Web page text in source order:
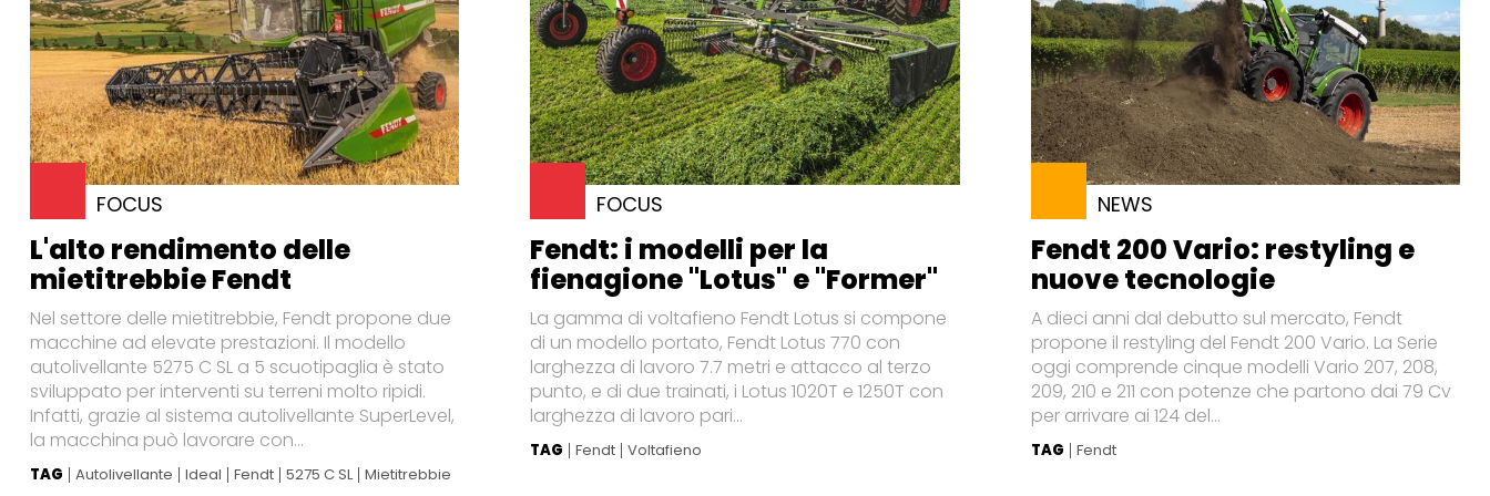
FOCUS
L'alto rendimento delle
mietitrebbie Fendt
Nel settore delle mietitrebbie, Fendt propone due
macchine ad elevate prestazioni. Il modello
autolivellante 5275 C SL a 5 scuotipaglia è stato
sviluppato per interventi su terreni molto ripidi.
Infatti, grazie al sistema autolivellante SuperLevel,
la macchina può lavorare con...
TAG Autolivellante Ideal Fendt 5275 C SL Mietitrebbie
FOCUS
Fendt: i modelli per la
fienagione "Lotus" e "Former"
La gamma di voltafieno Fendt Lotus si compone
di un modello portato, Fendt Lotus 770 con
larghezza di lavoro 7.7 metri e attacco al terzo
punto, e di due trainati, i Lotus 1020T e 1250T con
larghezza di lavoro pari...
TAG Fendt Voltafieno
NEWS
Fendt 200 Vario: restyling e
nuove tecnologie
A dieci anni dal debutto sul mercato, Fendt
propone il restyling del Fendt 200 Vario. La Serie
oggi comprende cinque modelli Vario 207, 208,
209, 210 e 211 con potenze che partono dai 79 Cv
per arrivare ai 124 del...
TAG Fendt